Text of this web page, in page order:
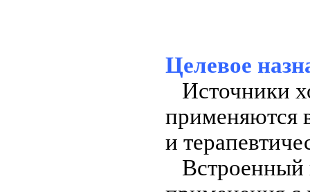
Целевое
Источники
применяются
и
Встроенный